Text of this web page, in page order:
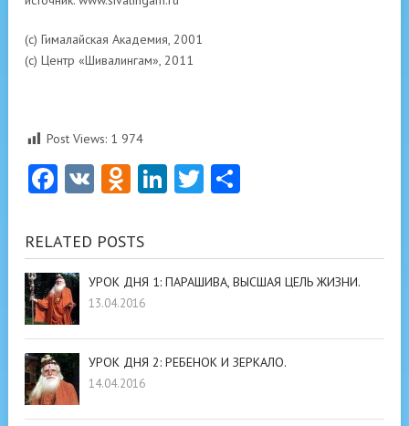
(с) Гималайская Академия, 2001
(с) Центр «Шивалингам», 2011
Post Views: 1 974
Facebook
VK Odnoklassniki
LinkedIn
Twitter
RELATED POSTS
УРОК ДНЯ 1: ПАРАШИВА, ВЫСШАЯ ЦЕЛЬ ЖИЗНИ.
13.04.2016
УРОК ДНЯ 2: РЕБЕНОК И ЗЕРКАЛО.
14.04.2016